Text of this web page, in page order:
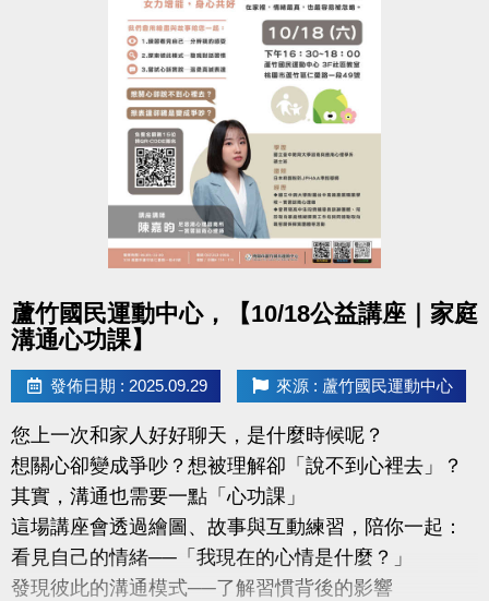
蘆竹國民運動中心，【10/18公益講座｜家庭
溝通心功課】
發佈日期 : 2025.09.29 來源 : 蘆竹國民運動中心
您上一次和家人好好聊天，是什麼時候呢？
想關心卻變成爭吵？想被理解卻「說不到心裡去」？
其實，溝通也需要一點「心功課」
這場講座會透過繪圖、故事與互動練習，陪你一起：
看見自己的情緒──「我現在的心情是什麼？」
發現彼此的溝通模式──了解習慣背後的影響